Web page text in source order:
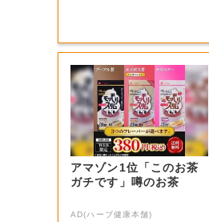
アマゾン1位「このお茶
ガチです」噂のお茶
AD(ハーブ健康本舗)